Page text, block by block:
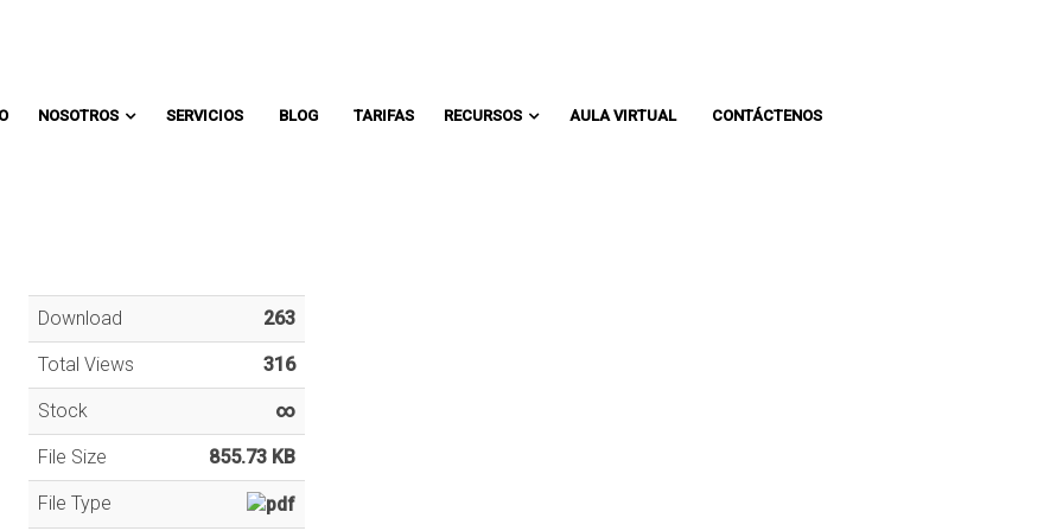
NOSOTROS SERVICIOS BLOG TARIFAS RECURSOS AULA VIRTUAL CONTÁCTENOS
Download 263
Total Views 316
Stock ∞
File Size 855.73 KB
File Type